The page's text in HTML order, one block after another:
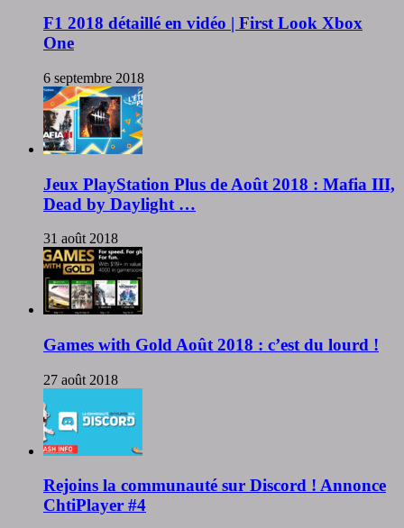
F1 2018 détaillé en vidéo | First Look Xbox
One
6 septembre 2018
Jeux PlayStation Plus de Août 2018 : Mafia III,
Dead by Daylight …
31 août 2018
Games with Gold Août 2018 : c’est du lourd !
27 août 2018
Rejoins la communauté sur Discord ! Annonce
ChtiPlayer #4